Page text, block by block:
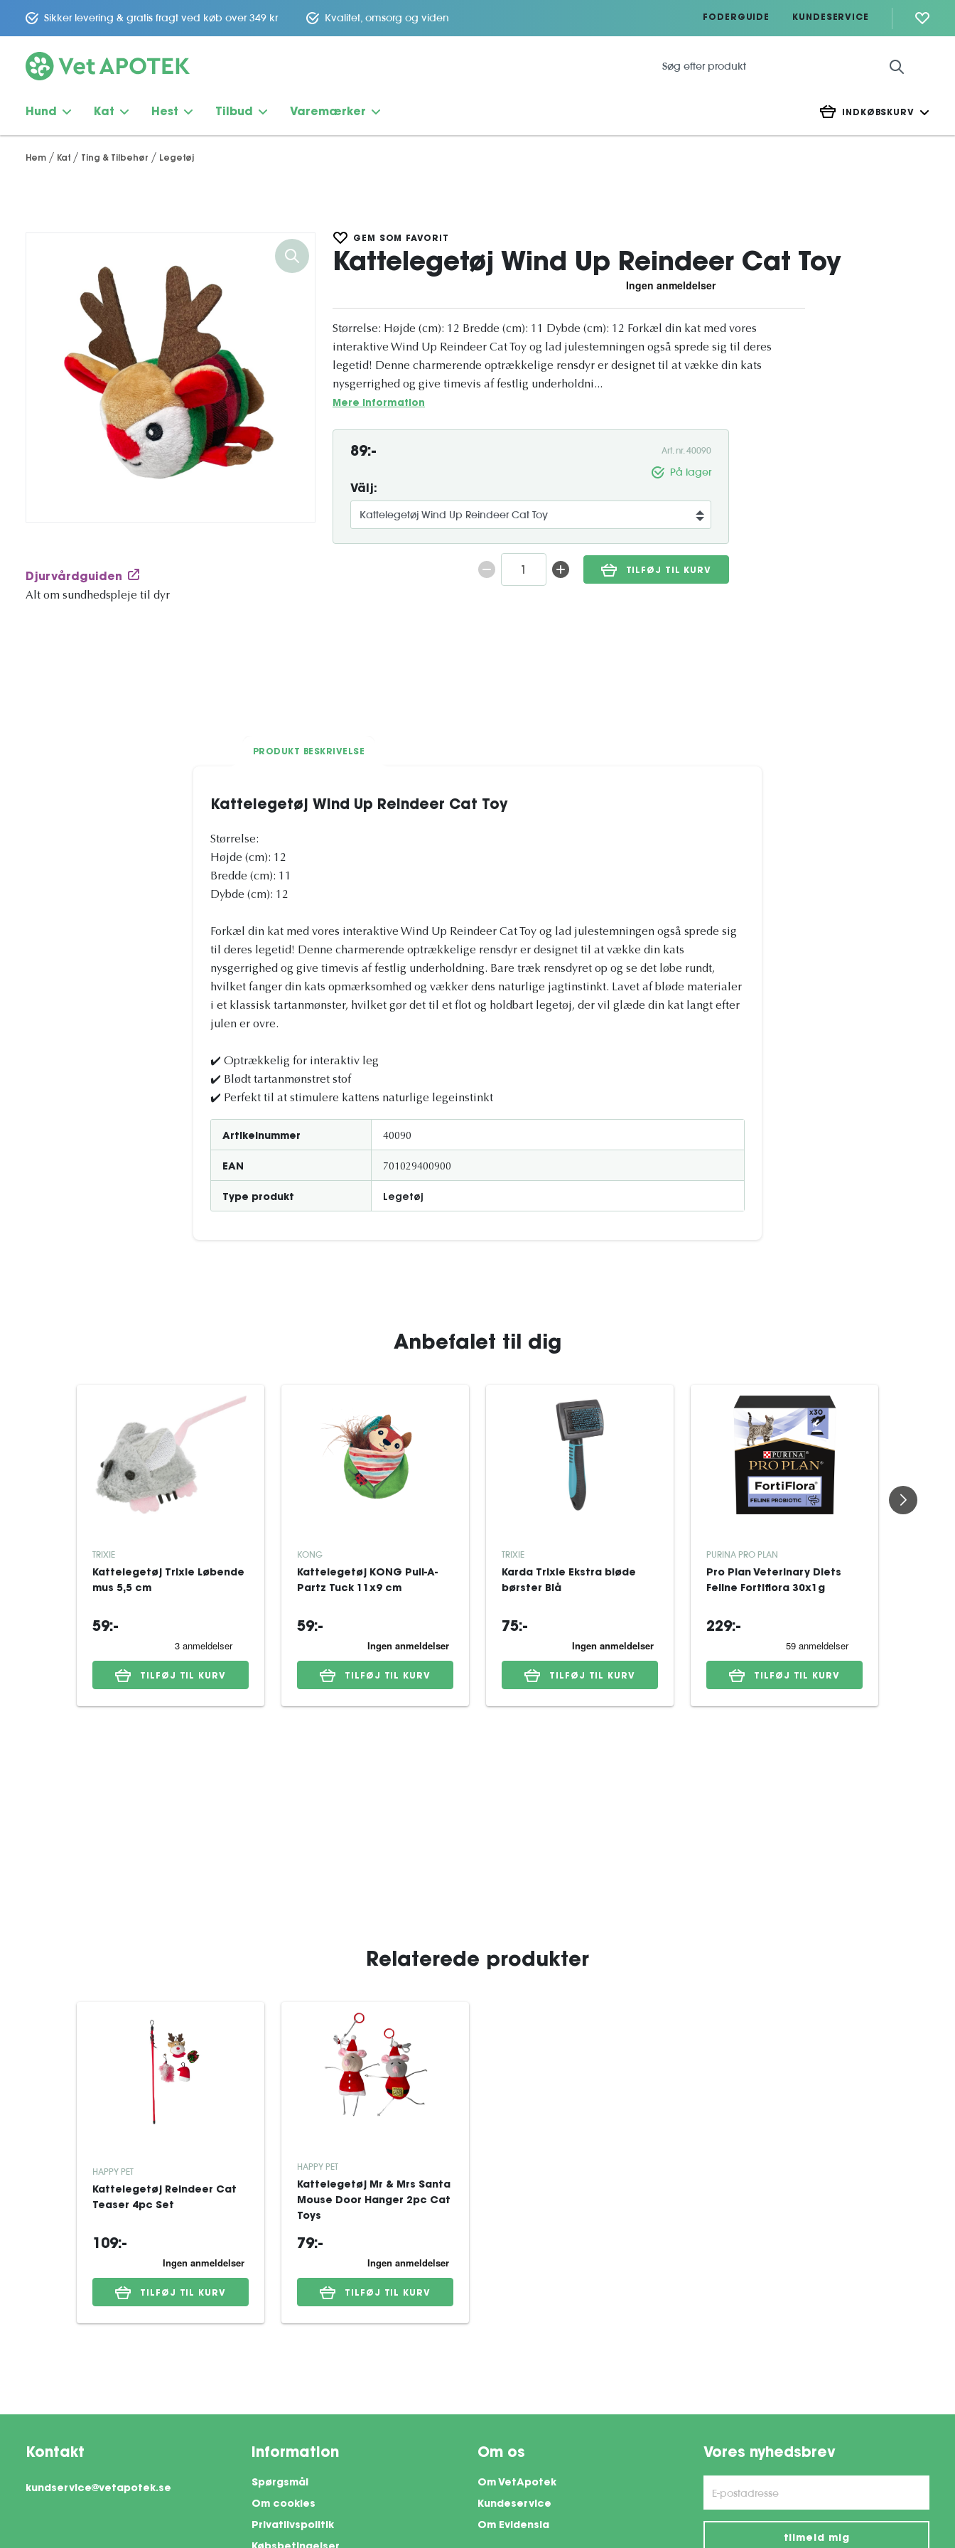
Sikker levering & gratis fragt ved køb over 349 kr Kvalitet, omsorg og viden FODERGUIDE KUNDESERVICE
Hund Kat Hest Tilbud Varemærker INDKØBSKURV
Hem Kat Ting & Tilbehør Legetøj
Djurvårdguiden
Alt om sundhedspleje til dyr
GEM SOM FAVORIT
Kattelegetøj Wind Up Reindeer Cat Toy
Størrelse: Højde (cm): 12 Bredde (cm): 11 Dybde (cm): 12 Forkæl din kat med vores
interaktive Wind Up Reindeer Cat Toy og lad julestemningen også sprede sig til deres
legetid! Denne charmerende optrækkelige rensdyr er designet til at vække din kats
nysgerrighed og give timevis af festlig underholdni...
Mere information
89:- Art. nr. 40090
På lager
Välj:
TILFØJ TIL KURV
PRODUKT BESKRIVELSE
Kattelegetøj Wind Up Reindeer Cat Toy
Størrelse:
Højde (cm): 12
Bredde (cm): 11
Dybde (cm): 12
Forkæl din kat med vores interaktive Wind Up Reindeer Cat Toy og lad julestemningen også sprede sig
til deres legetid! Denne charmerende optrækkelige rensdyr er designet til at vække din kats
nysgerrighed og give timevis af festlig underholdning. Bare træk rensdyret op og se det løbe rundt,
hvilket fanger din kats opmærksomhed og vækker dens naturlige jagtinstinkt. Lavet af bløde materialer
i et klassisk tartanmønster, hvilket gør det til et flot og holdbart legetøj, der vil glæde din kat langt efter
julen er ovre.
✔️ Optrækkelig for interaktiv leg
✔️ Blødt tartanmønstret stof
✔️ Perfekt til at stimulere kattens naturlige legeinstinkt
Artikelnummer 40090
EAN 701029400900
Type produkt Legetøj
Anbefalet til dig
TRIXIE
Kattelegetøj Trixie Løbende
mus 5,5 cm
59:-
TILFØJ TIL KURV
KONG
Kattelegetøj KONG Pull-A-
Partz Tuck 11x9 cm
59:-
TILFØJ TIL KURV
TRIXIE
Karda Trixie Ekstra bløde
børster Blå
75:-
TILFØJ TIL KURV
PURINA PRO PLAN
Pro Plan Veterinary Diets
Feline Fortiflora 30x1g
229:-
TILFØJ TIL KURV
Relaterede produkter
HAPPY PET
Kattelegetøj Reindeer Cat
Teaser 4pc Set
109:-
TILFØJ TIL KURV
HAPPY PET
Kattelegetøj Mr & Mrs Santa
Mouse Door Hanger 2pc Cat
Toys
79:-
TILFØJ TIL KURV
Kontakt
kundservice@vetapotek.se
Information
Spørgsmål
Om cookies
Privatlivspolitik
Om os
Om VetApotek
Kundeservice
Om Evidensia
Vores nyhedsbrev
tilmeld mig